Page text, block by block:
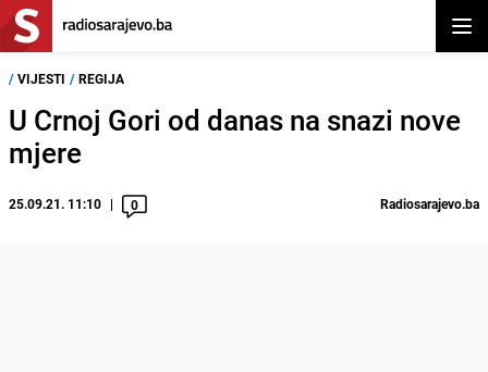
/ VIJESTI / REGIJA
U Crnoj Gori od danas na snazi nove
mjere
25.09.21. 11:10 0 Radiosarajevo.ba